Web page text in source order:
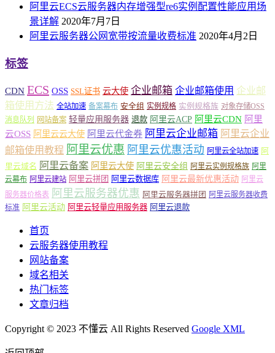
阿里云ECS云服务器内存增强型re6实例配置性能应用场
景详解 2020年7月7日
阿里云服务器公网宽带按流量收费标准 2020年4月2日
标签
CDN ECS OSS SSL证书 云大使 企业邮箱 企业邮箱使用 企业邮
箱使用方法 全站加速 备案幕布 安全组 实例规格 实例规格族 对象存储OSS
消息队列
网站备案 轻量应用服务器 退款 阿里云ACP 阿里云CDN 阿里
云OSS 阿里云云大使 阿里云代金券 阿里云企业邮箱 阿里云企业
邮箱使用教程 阿里云优惠 阿里云优惠活动 阿里云全站加速 阿
里云域名 阿里云备案 阿里云大使 阿里云安全组 阿里云实例规格族 阿里
云幕布 阿里云建站 阿里云拼团 阿里云数据库 阿里云最新优惠活动 阿里云
服务器价格表 阿里云服务器优惠 阿里云服务器拼团 阿里云服务器收费
标准 阿里云活动 阿里云轻量应用服务器 阿里云退款
首页
云服务器使用教程
网站备案
域名相关
热门标签
文章归档
Copyright © 2023 不懂云 All Rights Reserved Google XML